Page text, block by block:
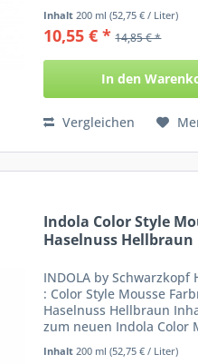
Anwendungsfelder: Zum
Mousse als Farbfestiger
Inhalt 200 ml(52,75 € / Liter)
10,55 € * 14,85 € *
In den
Vergleichen
Indola Color Style
Haselnuss Hellbraun
INDOLA by Schwarzkopf
: Color Style Mousse
Haselnuss Hellbraun
zum neuen Indola Color
Indola Schaum bedient
Anwendungsfelder: Zum
Inhalt 200 ml(52,75 € / Liter)